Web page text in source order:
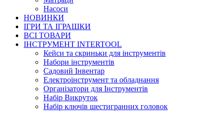
Насоси
НОВИНКИ
ІГРИ ТА ІГРАШКИ
ВСІ ТОВАРИ
ІНСТРУМЕНТ INTERTOOL
Кейси та скриньки для інструментів
Набори інструментів
Садовий Інвентар
Електроінструмент та обладнання
Організатори для Інструментів
Набір Викруток
Набір ключів шестигранних головок